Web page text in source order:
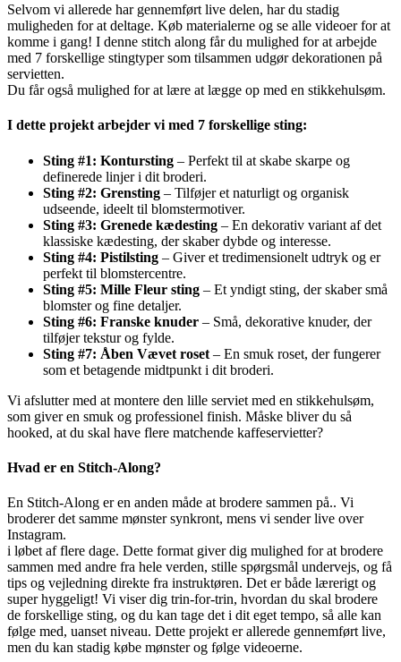
Selvom vi allerede har gennemført live delen, har du stadig
muligheden for at deltage. Køb materialerne og se alle videoer for at
komme i gang! I denne stitch along får du mulighed for at arbejde
med 7 forskellige stingtyper som tilsammen udgør dekorationen på
servietten.
Du får også mulighed for at lære at lægge op med en stikkehulsøm.
I dette projekt arbejder vi med 7 forskellige sting:
Sting #1: Kontursting – Perfekt til at skabe skarpe og
definerede linjer i dit broderi.
Sting #2: Grensting – Tilføjer et naturligt og organisk
udseende, ideelt til blomstermotiver.
Sting #3: Grenede kædesting – En dekorativ variant af det
klassiske kædesting, der skaber dybde og interesse.
Sting #4: Pistilsting – Giver et tredimensionelt udtryk og er
perfekt til blomstercentre.
Sting #5: Mille Fleur sting – Et yndigt sting, der skaber små
blomster og fine detaljer.
Sting #6: Franske knuder – Små, dekorative knuder, der
tilføjer tekstur og fylde.
Sting #7: Åben Vævet roset – En smuk roset, der fungerer
som et betagende midtpunkt i dit broderi.
Vi afslutter med at montere den lille serviet med en stikkehulsøm,
som giver en smuk og professionel finish. Måske bliver du så
hooked, at du skal have flere matchende kaffeservietter?
Hvad er en Stitch-Along?
En Stitch-Along er en anden måde at brodere sammen på.. Vi
broderer det samme mønster synkront, mens vi sender live over
Instagram.
i løbet af flere dage. Dette format giver dig mulighed for at brodere
sammen med andre fra hele verden, stille spørgsmål undervejs, og få
tips og vejledning direkte fra instruktøren. Det er både lærerigt og
super hyggeligt! Vi viser dig trin-for-trin, hvordan du skal brodere
de forskellige sting, og du kan tage det i dit eget tempo, så alle kan
følge med, uanset niveau. Dette projekt er allerede gennemført live,
men du kan stadig købe mønster og følge videoerne.